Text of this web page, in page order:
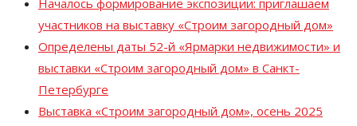
участников на выставку «Строим загородный дом»
Определены даты 52-й «Ярмарки недвижимости» и
выставки «Строим загородный дом» в Санкт-
Петербурге
Выставка «Строим загородный дом», осень 2025